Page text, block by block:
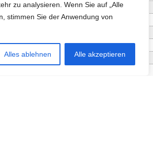
zu analysieren. Wenn Sie auf „Alle
stimmen Sie der Anwendung von
Alles ablehnen Alle akzeptieren
Biokiste GmbH
Bioladl Pfingstl Alm
Checkers Jungle Hut
Wochinger Brauhaus